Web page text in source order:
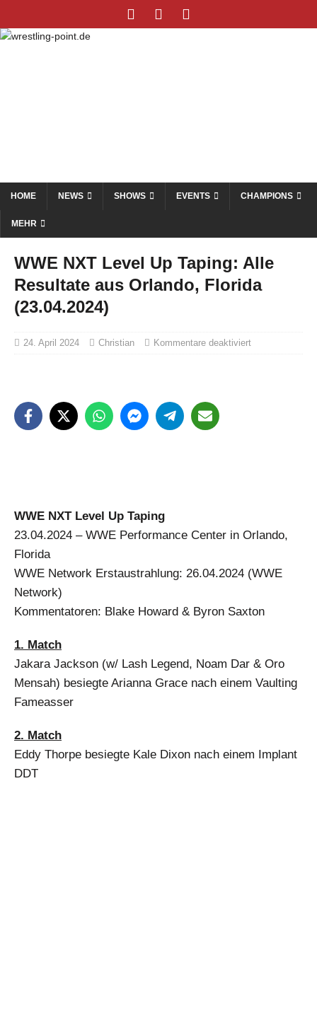
HOME NEWS SHOWS EVENTS CHAMPIONS
MEHR
WWE NXT Level Up Taping: Alle
Resultate aus Orlando, Florida
(23.04.2024)
24. April 2024 Christian Kommentare deaktiviert
WWE NXT Level Up Taping
23.04.2024 – WWE Performance Center in Orlando,
Florida
WWE Network Erstaustrahlung: 26.04.2024 (WWE
Network)
Kommentatoren: Blake Howard & Byron Saxton
1. Match
Jakara Jackson (w/ Lash Legend, Noam Dar & Oro
Mensah) besiegte Arianna Grace nach einem Vaulting
Fameasser
2. Match
Eddy Thorpe besiegte Kale Dixon nach einem Implant
DDT